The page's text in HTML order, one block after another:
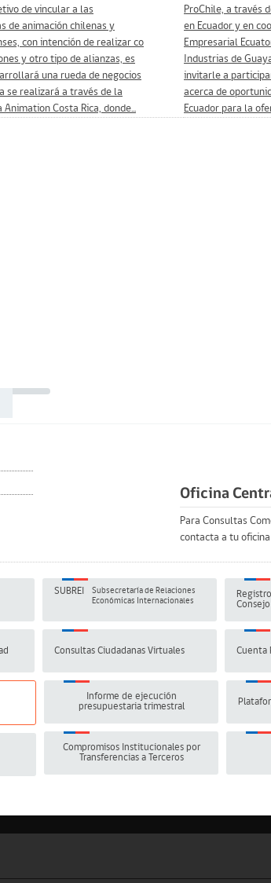
de vincular a las
de animación chilenas y
con intención de realizar co
y otro tipo de alianzas, es
una rueda de negocios
se realizará a través de la
Costa Rica, donde...
ProChile, a través
en Ecuador y en
Empresarial
Industrias de
invitarle a
acerca de
Ecuador para la
Oficina
Para Consultas
contacta a tu
SUBREI
Subsecretaría de Relaciones
Económicas Internacionales
Consultas Ciudadanas Virtuales Cuenta
Informe de ejecución
presupuestaria trimestral
Compromisos Institucionales por
Transferencias a Terceros